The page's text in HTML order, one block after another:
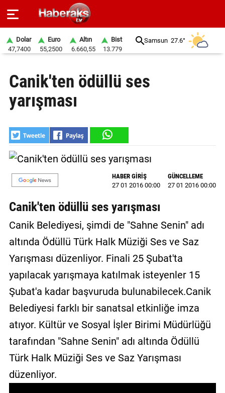
SPOR
YAŞAM
EKONOMİ
BELEDİYELER
SAĞLIK
GALERİ
VİDEO
YAZARLAR
BİZE
ULAŞIN
İletişim
Gizlilik
Dolar
47,7400
Euro
55,2500
Altın
6.660,55
Bist
13.779
Samsun 27.6°
Canik'ten ödüllü ses
yarışması
HABER GİRİŞ
27 01 2016 00:00
GÜNCELLEME
27 01 2016 00:00
Canik'ten ödüllü ses yarışması
Canik Belediyesi, şimdi de "Sahne Senin" adı
altında Ödüllü Türk Halk Müziği Ses ve Saz
Yarışması düzenliyor. Finali 25 Şubat'ta
yapılacak yarışmaya katılmak isteyenler 15
Şubat'a kadar başvuruda bulunabilecek.Canik
Belediyesi farklı bir sanatsal etkinliğe imza
atıyor. Kültür ve Sosyal İşler Birimi Müdürlüğü
tarafından "Sahne Senin" adı altında Ödüllü
Türk Halk Müziği Ses ve Saz Yarışması
düzenliyor.